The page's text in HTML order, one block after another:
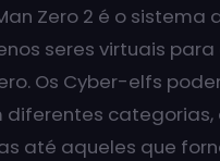
Zero 2 é o sistema
seres virtuais
Os Cyber-elfs
até aqueles que